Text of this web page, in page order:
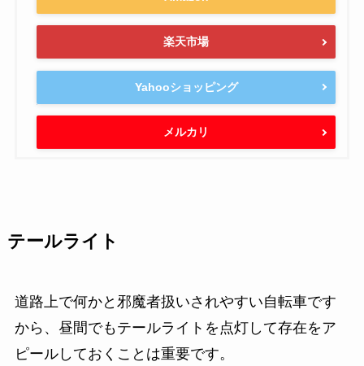
楽天市場
Yahooショッピング
メルカリ
テールライト
道路上で何かと邪魔者扱いされやすい自転車です
から、昼間でもテールライトを点灯して存在をア
ピールしておくことは重要です。